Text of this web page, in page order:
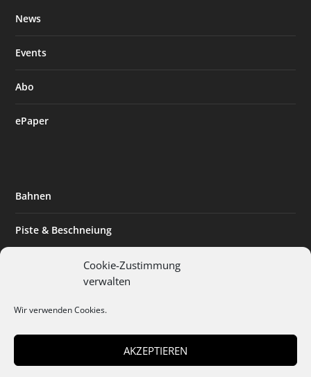
Cookie-Zustimmung
verwalten
Wir verwenden Cookies.
AKZEPTIEREN
News
Events
Abo
ePaper
Bahnen
Piste & Beschneiung
Expertise & Technik